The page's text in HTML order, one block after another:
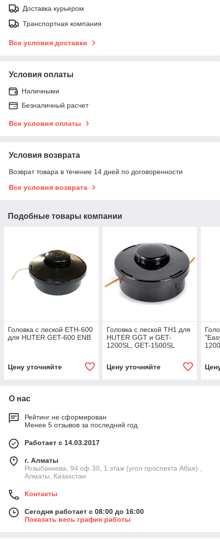
Доставка курьером
Транспортная компания
Все условия доставки
Условия оплаты
Наличными
Безналичный расчет
Все условия оплаты
Условия возврата
Возврат товара в течение 14 дней по договоренности
Все условия возврата
Подобные товары компании
Головка с леской ETH-600
для HUTER GET-600 ENB
Цену уточняйте
Головка с леской TH1 для
HUTER GGT и GET-
1200SL, GET-1500SL
Цену уточняйте
О нас
Рейтинг не сформирован
Менее 5 отзывов за последний год
Работает с 14.03.2017
г. Алматы
Розыбакиева, 94 оф.30, 1 этаж (угол проспекта Абая) ,
Алматы, Казахстан
Контакты
Сегодня работает с 08:00 до 16:00
Показать весь график работы